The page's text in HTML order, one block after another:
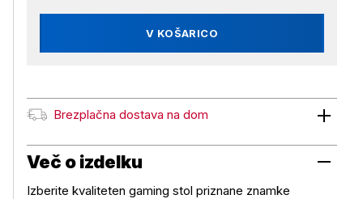
V KOŠARICO
Brezplačna dostava na dom
Brezplačna dostava na dom
Več o izdelku
Izberite kvaliteten gaming stol priznane znamke